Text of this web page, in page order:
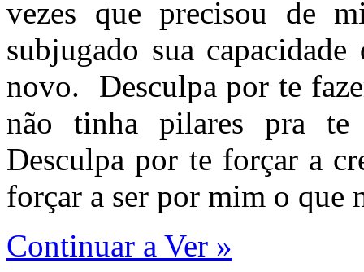
vezes que precisou de
subjugado sua
novo. Desculpa por te
não tinha pilares pra te
Desculpa por te forçar a
forçar a ser por mim o que
Continuar a Ver »